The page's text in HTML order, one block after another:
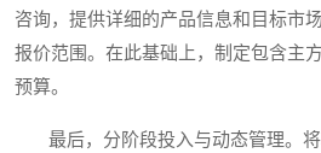
咨询，提供详细的产品信息和目标市
报价范围。在此基础上，制定包含主
预算。
最后，分阶段投入与动态管理。将